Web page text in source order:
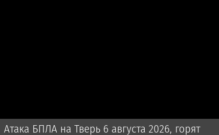
Атака БПЛА на Тверь 6 августа 2026, горят